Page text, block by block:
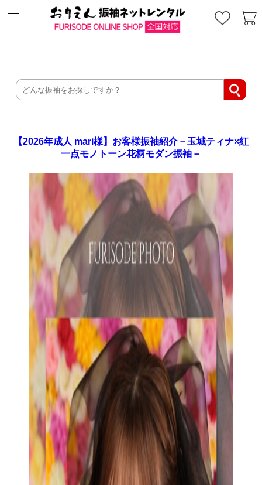
【2026年成人 mari様】お客様振袖紹介－玉城ティナ×紅
一点モノトーン花柄モダン振袖－